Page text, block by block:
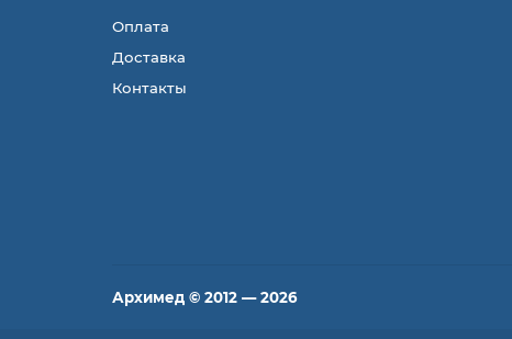
Оплата
Доставка
Контакты
Архимед © 2012 — 2026